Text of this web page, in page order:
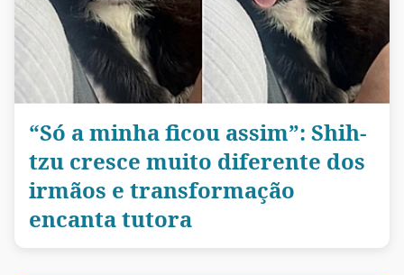
“Só a minha ficou assim”: Shih-
tzu cresce muito diferente dos
irmãos e transformação
encanta tutora